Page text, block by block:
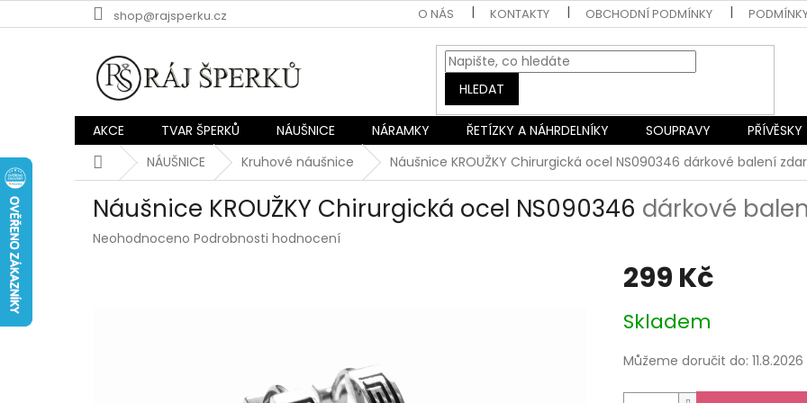
na
shop@rajsperku.cz O NÁS KONTAKTY OBCHODNÍ PODMÍNKY
HLEDAT
AKCE TVAR ŠPERKŮ NÁUŠNICE NÁRAMKY ŘETÍZKY A NÁHRDELNÍKY SOUPRAVY PŘÍVĚSKY
DomůNÁUŠNICE Kruhové náušnice Náušnice KROUŽKY Chirurgická ocel NS090346 dárkové balení
Náušnice KROUŽKY Chirurgická ocel NS090346 dárkové
Průměrné
Neohodnoceno Podrobnosti hodnocení
299 Kč
cena:
Skladem
Můžeme doručit do: 11.8.2026